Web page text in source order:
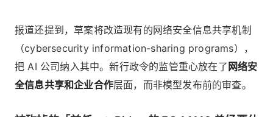
报道还提到，草案将改造现有的网络安全信息共享机制
（cybersecurity information-sharing programs），
把 AI 公司纳入其中。新行政令的监管重心放在了网络安
全信息共享和企业合作层面，而非模型发布前的审查。